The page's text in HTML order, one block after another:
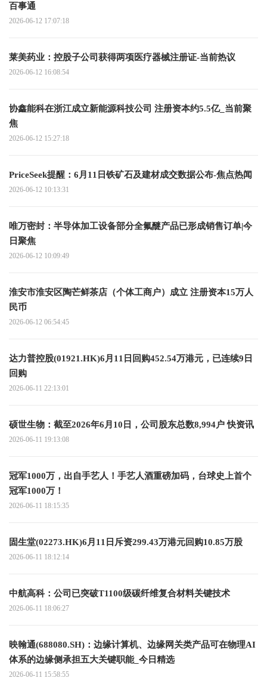
百事通
2026-06-12 17:07:18
莱美药业：控股子公司获得两项医疗器械注册证-当前热议
2026-06-12 16:08:54
协鑫能科在浙江成立新能源科技公司 注册资本约5.5亿_当前聚
焦
2026-06-12 15:27:18
PriceSeek提醒：6月11日铁矿石及建材成交数据公布-焦点热闻
2026-06-12 10:13:31
唯万密封：半导体加工设备部分全氟醚产品已形成销售订单|今
日聚焦
2026-06-12 10:09:49
淮安市淮安区陶芒鲜茶店（个体工商户）成立 注册资本15万人
民币
2026-06-12 06:54:45
达力普控股(01921.HK)6月11日回购452.54万港元，已连续9日
回购
2026-06-11 22:13:01
硕世生物：截至2026年6月10日，公司股东总数8,994户 快资讯
2026-06-11 19:13:08
冠军1000万，出自手艺人！手艺人酒重磅加码，台球史上首个
冠军1000万！
2026-06-11 18:15:35
固生堂(02273.HK)6月11日斥资299.43万港元回购10.85万股
2026-06-11 18:12:14
中航高科：公司已突破T1100级碳纤维复合材料关键技术
2026-06-11 18:06:27
映翰通(688080.SH)：边缘计算机、边缘网关类产品可在物理AI
体系的边缘侧承担五大关键职能_今日精选
2026-06-11 15:58:55